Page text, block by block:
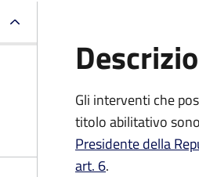
Gli interventi che
titolo abilitativo
Presidente della
art. 6.